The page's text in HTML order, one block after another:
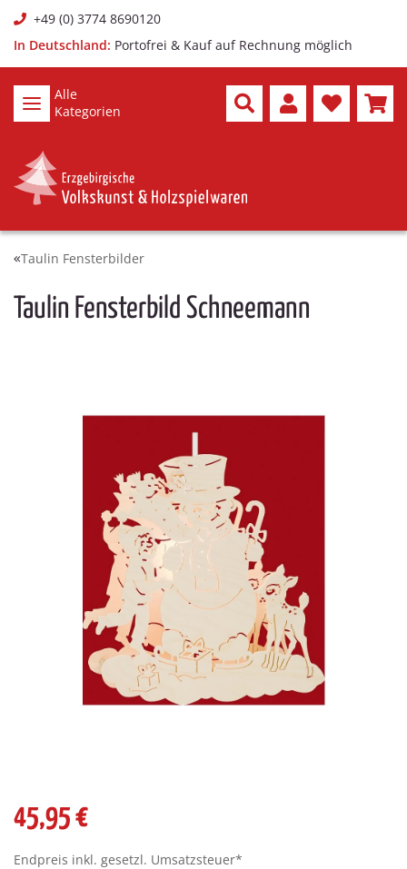
+49 (0) 3774 8690120
In Deutschland: Portofrei & Kauf auf Rechnung möglich
Alle
Kategorien
Taulin Fensterbilder
Taulin Fensterbild Schneemann
45,95 €
Endpreis inkl. gesetzl. Umsatzsteuer*